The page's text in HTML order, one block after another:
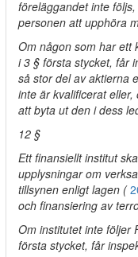
föreläggandet inte
personen att upphöra
Om någon som har ett
i 3 § första stycket, får
så stor del av aktierna
inte är kvalificerat
att byta ut den i dess
12 §
Ett finansiellt institut
upplysningar om
tillsynen enligt lagen (
och finansiering av
Om institutet inte följer
första stycket, får